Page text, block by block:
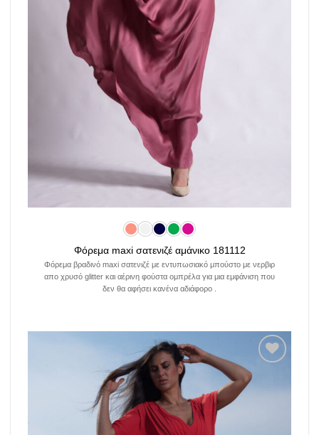
Φόρεμα maxi σατενιζέ αμάνικο 181112
Φόρεμα βραδινό maxi σατενιζέ με εντυπωσιακό μπούστο με νερβιρ
απο χρυσό glitter και αέρινη φούστα ομπρέλα για μια εμφάνιση που
δεν θα αφήσει κανένα αδιάφορο .